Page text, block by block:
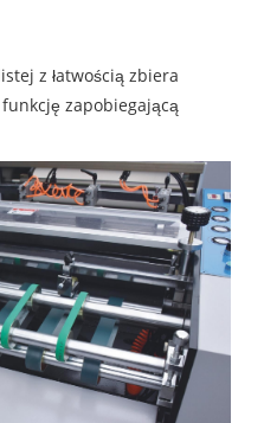
z łatwością zbiera
zapobiegającą